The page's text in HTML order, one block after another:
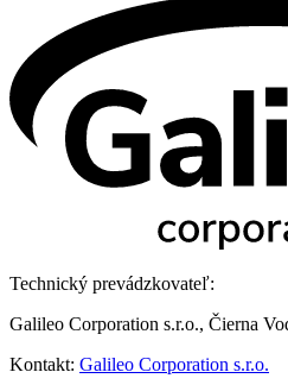
Technický prevádzkovateľ:
Galileo Corporation s.r.o., Čierna
Kontakt: Galileo Corporation s.r.o.